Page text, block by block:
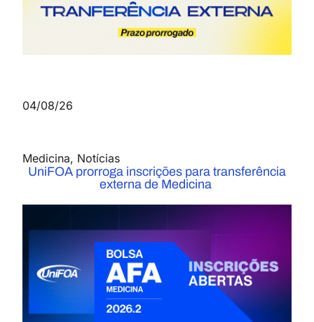
04/08/26
Medicina, Notícias
UniFOA prorroga inscrições para transferência
externa de Medicina